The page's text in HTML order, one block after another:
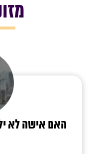
האם אישה לא